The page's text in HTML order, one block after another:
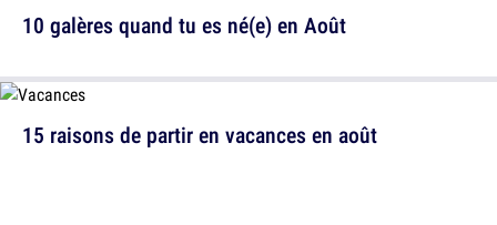
10 galères quand tu es né(e) en Août
15 raisons de partir en vacances en août